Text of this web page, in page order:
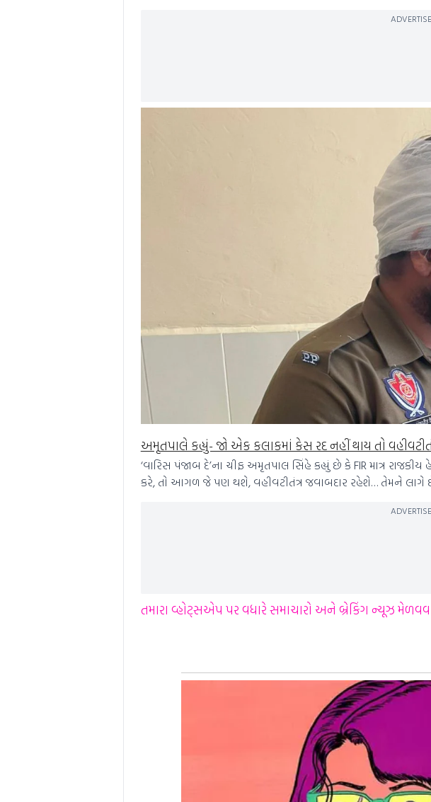
અમૃતપાલે કહ્યું- જો એક કલાકમાં કેસ રદ નહીં થાય તો
‘વારિસ પંજાબ દે’ના ચીફ અમૃતપાલ સિંહે કહ્યું છે કે FIR માત્ર
કરે, તો આગળ જે પણ થશે, વહીવટીતંત્ર જવાબદાર રહેશે… તેમને લાગે
તમારા વ્હોટ્સએપ પર વધારે સમાચારો અને બ્રેકિંગ ન્યૂઝ